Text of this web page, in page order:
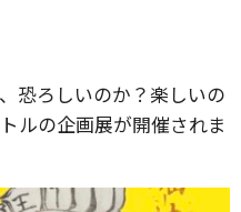
恐ろしいのか？楽しいの
ルの企画展が開催されま